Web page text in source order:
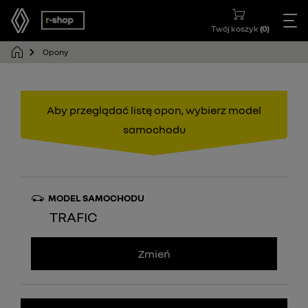
Twój koszyk (0)
Opony
Aby przeglądać listę opon, wybierz model
samochodu
MODEL SAMOCHODU
TRAFIC
Zmień